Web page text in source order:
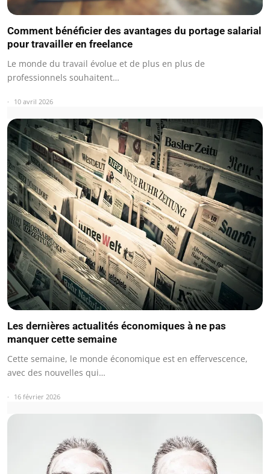
Comment bénéficier des avantages du portage salarial
pour travailler en freelance
Le monde du travail évolue et de plus en plus de
professionnels souhaitent…
10 avril 2026
Les dernières actualités économiques à ne pas
manquer cette semaine
Cette semaine, le monde économique est en effervescence,
avec des nouvelles qui…
16 février 2026